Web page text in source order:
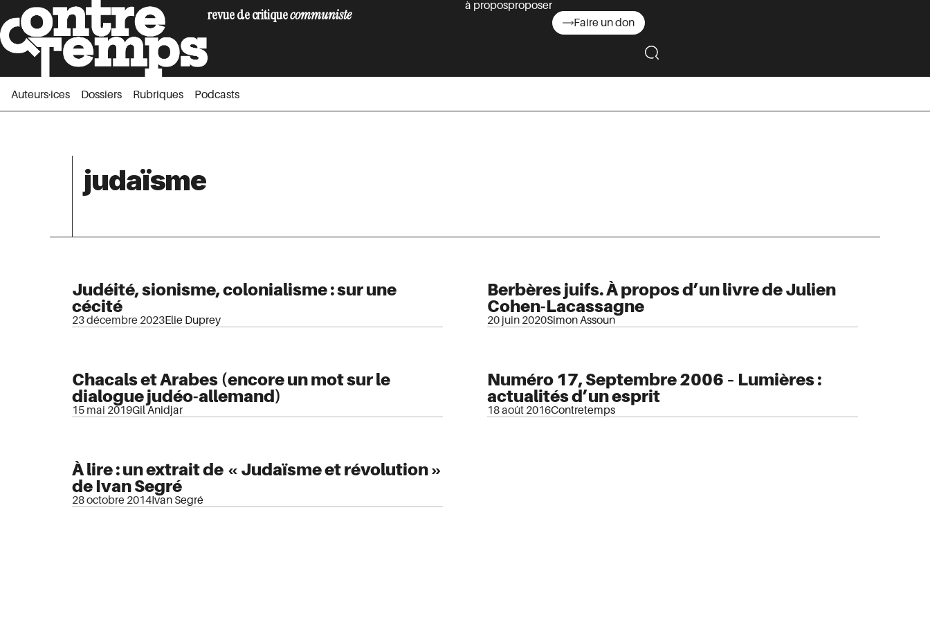
Auteurs·ices
revue de critiquecommuniste à proposproposer
Faire un don
Auteurs·ices Dossiers Rubriques Podcasts
judaïsme
Judéité, sionisme, colonialisme : sur une
cécité
23 décembre 2023Elie Duprey
Berbères juifs. À propos d’un livre de Julien
Cohen-Lacassagne
20 juin 2020Simon Assoun
Chacals et Arabes (encore un mot sur le
dialogue judéo-allemand)
15 mai 2019Gil Anidjar
Numéro 17, Septembre 2006 – Lumières :
actualités d’un esprit
18 août 2016Contretemps
À lire : un extrait de « Judaïsme et révolution »
de Ivan Segré
28 octobre 2014 Ivan Segré